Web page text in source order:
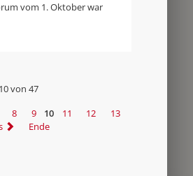
vom 1. Oktober war
von 47
8 9 10 11 12
13
Ende